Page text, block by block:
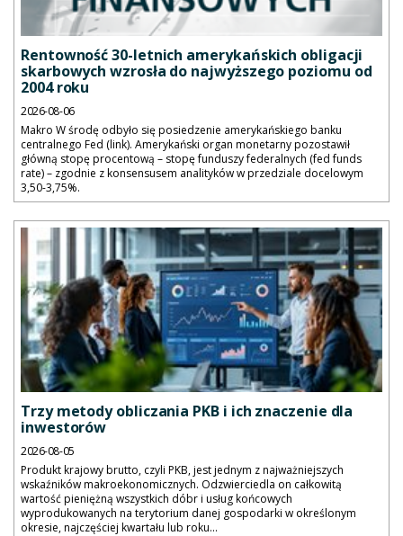
Rentowność 30-letnich amerykańskich obligacji
skarbowych wzrosła do najwyższego poziomu od
2004 roku
2026-08-06
Makro W środę odbyło się posiedzenie amerykańskiego banku
centralnego Fed (link). Amerykański organ monetarny pozostawił
główną stopę procentową – stopę funduszy federalnych (fed funds
rate) – zgodnie z konsensusem analityków w przedziale docelowym
3,50-3,75%.
Trzy metody obliczania PKB i ich znaczenie dla
inwestorów
2026-08-05
Produkt krajowy brutto, czyli PKB, jest jednym z najważniejszych
wskaźników makroekonomicznych. Odzwierciedla on całkowitą
wartość pieniężną wszystkich dóbr i usług końcowych
wyprodukowanych na terytorium danej gospodarki w określonym
okresie, najczęściej kwartału lub roku...